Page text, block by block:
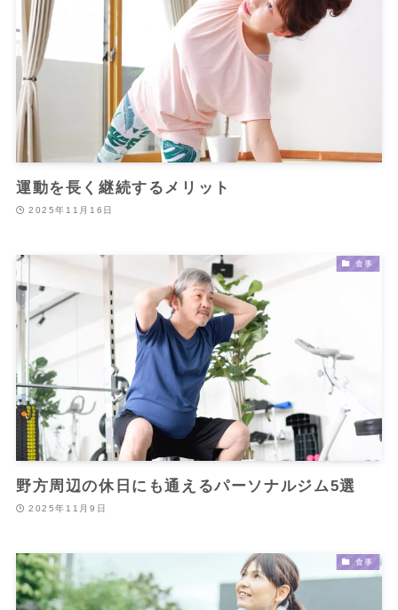
運動を長く継続するメリット
2025年11月16日
食事
野方周辺の休日にも通えるパーソナルジム5選
2025年11月9日
食事